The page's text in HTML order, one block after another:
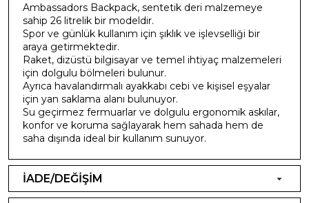
Ambassadors Backpack, sentetik deri malzemeye
sahip 26 litrelik bir modeldir.
Spor ve günlük kullanım için şıklık ve işlevselliği bir
araya getirmektedir.
Raket, dizüstü bilgisayar ve temel ihtiyaç malzemeleri
için dolgulu bölmeleri bulunur.
Ayrıca havalandırmalı ayakkabı cebi ve kişisel eşyalar
için yan saklama alanı bulunuyor.
Su geçirmez fermuarlar ve dolgulu ergonomik askılar,
konfor ve koruma sağlayarak hem sahada hem de
saha dışında ideal bir kullanım sunuyor.
İADE/DEĞİŞİM